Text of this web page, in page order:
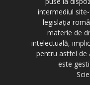
intermediul
legislația
materie de
intelectuală,
pentru astfel de
este